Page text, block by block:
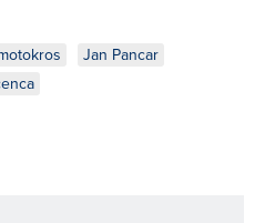
Jan Pancar